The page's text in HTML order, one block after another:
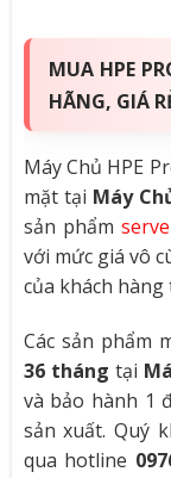
MUA HPE
HÃNG, GIÁ
Máy Chủ HPE
mặt tại Máy
sản phẩm
với mức giá vô
của khách
Các sản phẩm
36 tháng tại
và bảo hành 1
sản xuất. Quý
qua hotline